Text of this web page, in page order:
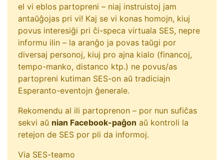
el vi eblos partopreni – niaj instruistoj jam
antaŭĝojas pri vi! Kaj se vi konas homojn, kiuj
povus interesiĝi pri ĉi-speca virtuala SES, nepre
informu ilin – la aranĝo ja povas taŭgi por
diversaj personoj, kiuj pro ajna kialo (financoj,
tempo-manko, distanco ktp.) ne povus/as
partopreni kutiman SES-on aŭ tradiciajn
Esperanto-eventojn ĝenerale.
Rekomendu al ili partoprenon – por nun sufiĉas
sekvi aŭ nian Facebook-paĝon aŭ kontroli la
retejon de SES por pli da informoj.
Via SES-teamo